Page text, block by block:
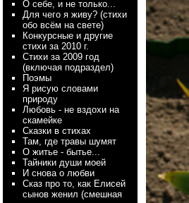
О себе, и не только...
Для чего я живу? (стихи
обо всём на свете)
Конкурсные и другие
стихи за 2010 г.
Стихи за 2009 год
(включая подраздел)
Поэмы
Я рисую словами
природу
Любовь - не вздохи на
скамейке
Сказки в стихах
Там, где травы шумят
О житье - бытье...
Тайники души моей
И снова о любви
Сказ про то, как Елисей
сынов женил (смешная